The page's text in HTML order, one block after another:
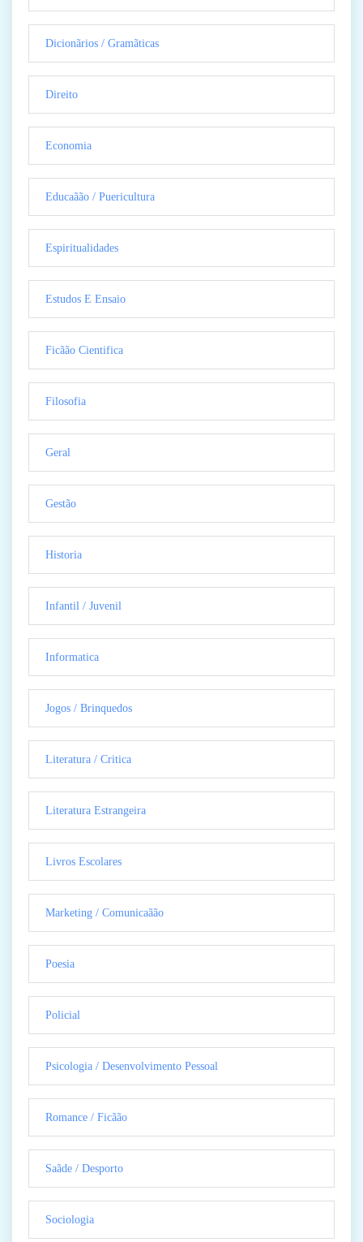
Dicionãrios / Gramãticas
Direito
Economia
Educaãão / Puericultura
Espiritualidades
Estudos E Ensaio
Ficãão Cientifica
Filosofia
Geral
Gestão
Historia
Infantil / Juvenil
Informatica
Jogos / Brinquedos
Literatura / Critica
Literatura Estrangeira
Livros Escolares
Marketing / Comunicaãão
Poesia
Policial
Psicologia / Desenvolvimento Pessoal
Romance / Ficãão
Saãde / Desporto
Sociologia